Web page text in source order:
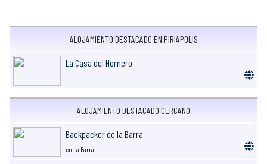
ALOJAMIENTO DESTACADO EN PIRIAPOLIS
La Casa del Hornero
ALOJAMIENTO DESTACADO CERCANO
Backpacker de la Barra
en La Barra